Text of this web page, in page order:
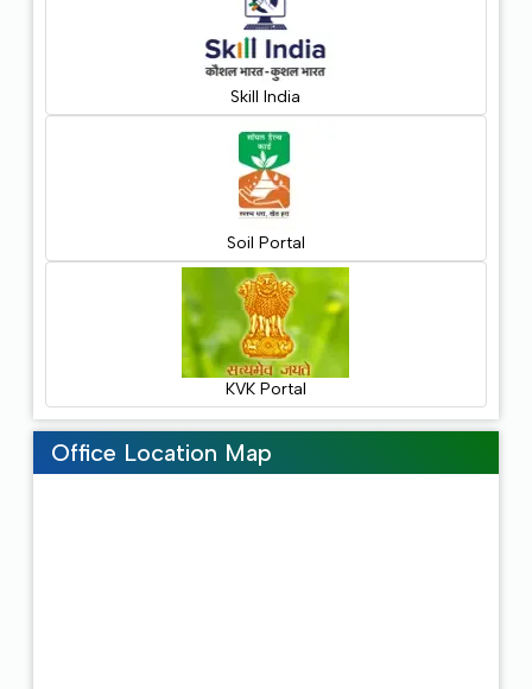
Skill India
Soil Portal
KVK Portal
Office Location Map